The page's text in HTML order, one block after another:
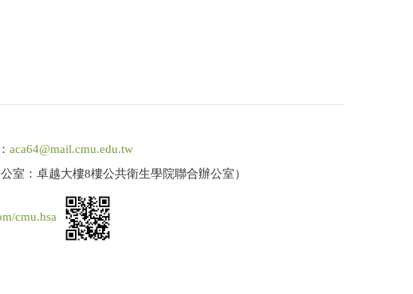
aca64@mail.cmu.edu.tw
室：卓越大樓8樓公共衛生學院聯合辦公室）
cmu.hsa